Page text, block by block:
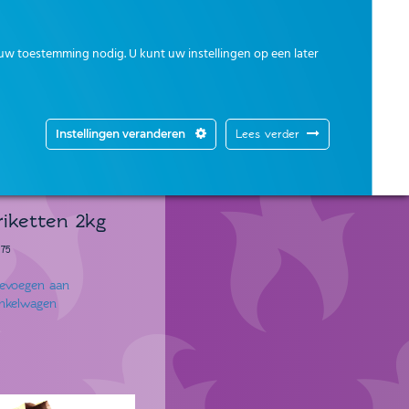
2kg
aan
toestemming nodig. U kunt uw instellingen op een later
Lees verder
Instellingen veranderen